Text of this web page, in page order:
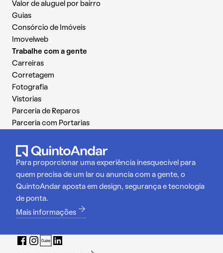
Valor de aluguel por bairro
Guias
Consórcio de Imóveis
Imovelweb
Trabalhe com a gente
Carreiras
Corretagem
Fotografia
Vistorias
Parceria de Reparos
Parceria com Portarias
Para proporcionar uma experiência inesquecível para
quem precisa de um lar ou anuncia com a gente, o
QuintoAndar aposta em design, segurança e tecnologia
de ponta.
Mais informações